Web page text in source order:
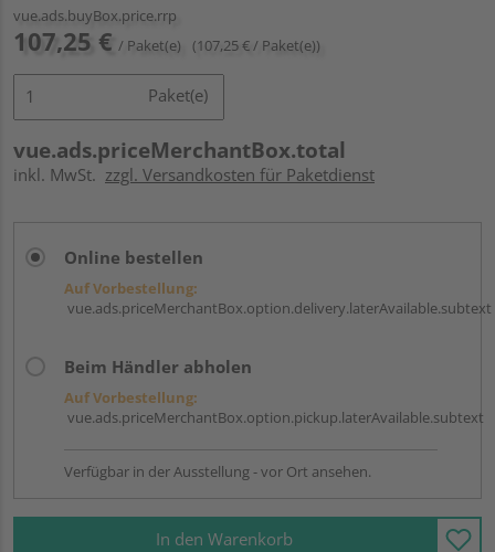
vue.ads.buyBox.price.rrp
107,25 € / Paket(e) (107,25 € / Paket(e))
Paket(e)
vue.ads.priceMerchantBox.total
inkl. MwSt. zzgl. Versandkosten für Paketdienst
Online bestellen
Auf Vorbestellung:
vue.ads.priceMerchantBox.option.delivery.laterAvailable.subtext
Beim Händler abholen
Auf Vorbestellung:
vue.ads.priceMerchantBox.option.pickup.laterAvailable.subtext
Verfügbar in der Ausstellung - vor Ort ansehen.
In den Warenkorb